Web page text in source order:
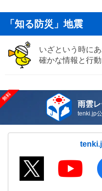
「知る防災」地震
いざという時に
確かな情報と行
雨雲
tenki.jp